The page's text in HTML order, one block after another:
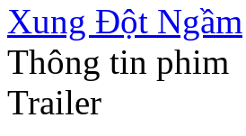
Xung Đột Ngầm
Thông tin phim
Trailer